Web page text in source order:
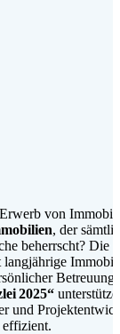
von
, der
beherrscht? Die
langjährige
2025“
und
effizient.